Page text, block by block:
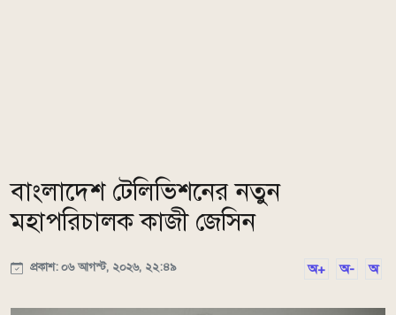
বাংলাদেশ টেলিভিশনের নতুন
মহাপরিচালক কাজী জেসিন
প্রকাশ: ০৬ আগস্ট, ২০২৬, ২২:৪৯ অ+ অ- অ